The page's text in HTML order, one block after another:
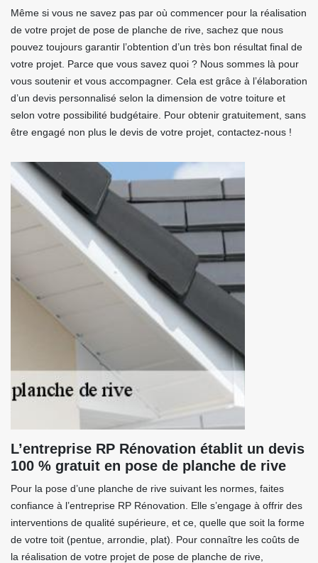
Même si vous ne savez pas par où commencer pour la réalisation
de votre projet de pose de planche de rive, sachez que nous
pouvez toujours garantir l’obtention d’un très bon résultat final de
votre projet. Parce que vous savez quoi ? Nous sommes là pour
vous soutenir et vous accompagner. Cela est grâce à l’élaboration
d’un devis personnalisé selon la dimension de votre toiture et
selon votre possibilité budgétaire. Pour obtenir gratuitement, sans
être engagé non plus le devis de votre projet, contactez-nous !
L’entreprise RP Rénovation établit un devis
100 % gratuit en pose de planche de rive
Pour la pose d’une planche de rive suivant les normes, faites
confiance à l’entreprise RP Rénovation. Elle s’engage à offrir des
interventions de qualité supérieure, et ce, quelle que soit la forme
de votre toit (pentue, arrondie, plat). Pour connaître les coûts de
la réalisation de votre projet de pose de planche de rive,